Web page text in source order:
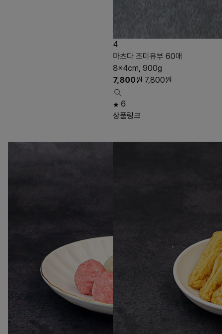
4
마츠다 조미유부 60매
8×4cm, 900g
7,800원 7,800원
6
상품링크